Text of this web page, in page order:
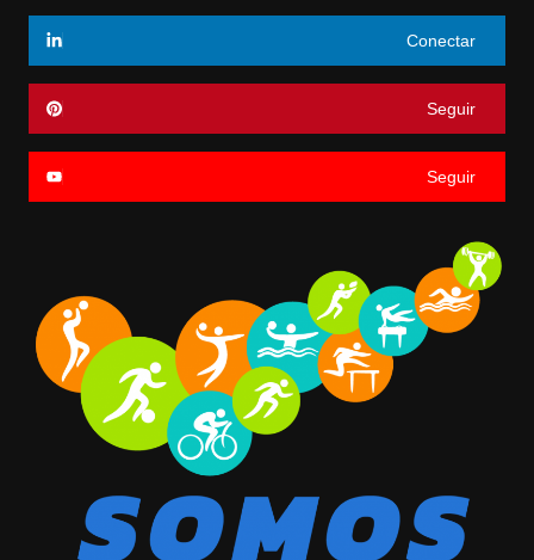
Conectar
Seguir
Seguir